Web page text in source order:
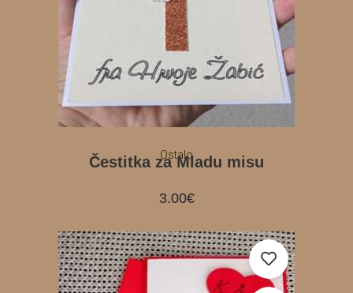
Ostalo
Čestitka za Mladu misu
3.00€